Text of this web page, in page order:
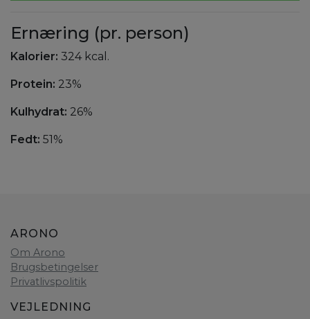
Ernæring (pr. person)
Kalorier: 324 kcal.
Protein: 23%
Kulhydrat: 26%
Fedt: 51%
ARONO
Om Arono
Brugsbetingelser
Privatlivspolitik
VEJLEDNING